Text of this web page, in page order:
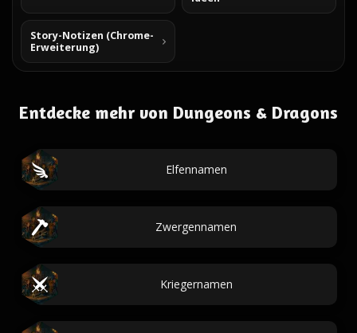
Story-Notizen (Chrome-
Erweiterung)
Entdecke mehr von Dungeons & Dragons
Elfennamen
Zwergennamen
Kriegernamen